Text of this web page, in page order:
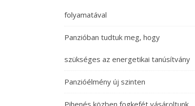
folyamatával
Panzióban tudtuk meg, hogy
szükséges az energetikai tanúsítvány
Panzióélmény új szinten
Pihenés közben fogkefét vásároltunk